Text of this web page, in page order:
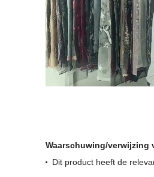
Waarschuwing/verwijzing
Dit product heeft de